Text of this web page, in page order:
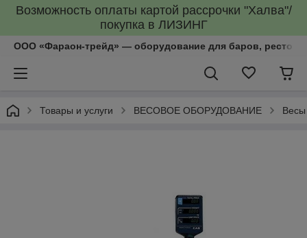
Возможность оплаты картой рассрочки "Халва"/
покупка в ЛИЗИНГ
ООО «Фараон-трейд»‎ — оборудование для баров,
Товары и услуги ВЕСОВОЕ ОБОРУДОВАНИЕ Весы